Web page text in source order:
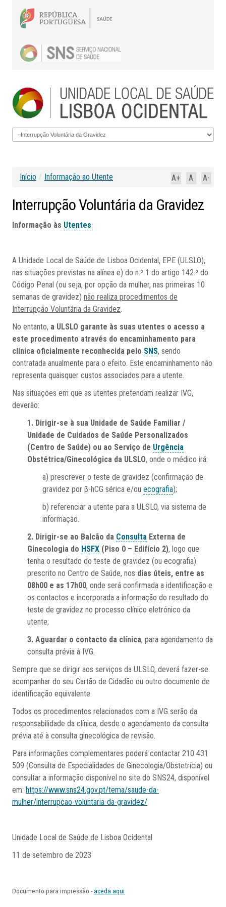
A-
A
A+
Início / Informação ao Utente
InterrupçãoVoluntária da Gravidez
Informação às Utentes
A Unidade Local de Saúde de Lisboa Ocidental, EPE (ULSLO),
nas situações previstas na alínea e) do n.º 1 do artigo 142.º do
Código Penal (ou seja, por opção da mulher, nas primeiras 10
semanas de gravidez)não realiza procedimentos de
Interrupção Voluntária da Gravidez
No entanto, a ULSLO garante às suas utentes o acesso a
este procedimento através do encaminhamento para
clínica oficialmente reconhecida pelo SNS, sendo
contratada anualmente para o efeito. Este encaminhamento não
representa quaisquer custos associados para a utente.
Nas situações em que as utentes pretendam realizar IVG,
deverão:
1. Dirigir-se à sua Unidade de Saúde Familiar /
Unidade de Cuidados de Saúde Personalizados
(Centro de Saúde) ou ao Serviço de Urgência
Obstétrica/Ginecológica da ULSLO, onde o médico irá:
a) prescrever o teste de gravidez (confirmação de
gravidez por β-hCG sérica e/ouecografia);
b) referenciar a utente para a ULSLO, via sistema de
informação.
2. Dirigir-se ao Balcão da Consulta Externa de
Ginecologia do HSFX (Piso 0 – Edifício 2), logo que
tenha o resultado do teste de gravidez (ou ecografia)
prescrito no Centro de Saúde, nos dias úteis, entre as
08h00 e as 17h00, onde será confirmada a identificação e
os contactos e incorporada a informação do resultado do
teste de gravidez no processo clínico eletrónico da
utente;
3. Aguardar o contacto da clínica, para agendamento da
consulta prévia à IVG.
Sempre que se dirigir aos serviços da ULSLO, deverá fazer-se
acompanhar do seu Cartão de Cidadão ou outro documento de
identificação equivalente.
Todos os procedimentos relacionados com a IVG serão da
responsabilidade da clínica, desde o agendamento da consulta
prévia até à consulta ginecológica de revisão.
Para informações complementares poderá contactar 210 431
509 (Consulta de Especialidades de Ginecologia/Obstetrícia) ou
consultar a informação disponível no site do SNS24, disponível
em:https://www.sns24.gov.pt/tema/saude-da-
mulher/interrupcao-voluntaria-da-gravidez/
Unidade Local de Saúde de Lisboa Ocidental
11 de setembro de 2023
Documento para impressão -aceda aqui